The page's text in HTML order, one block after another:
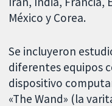
México y Corea.
Se incluyeron
diferentes equipos
dispositivo
«The Wand» (la